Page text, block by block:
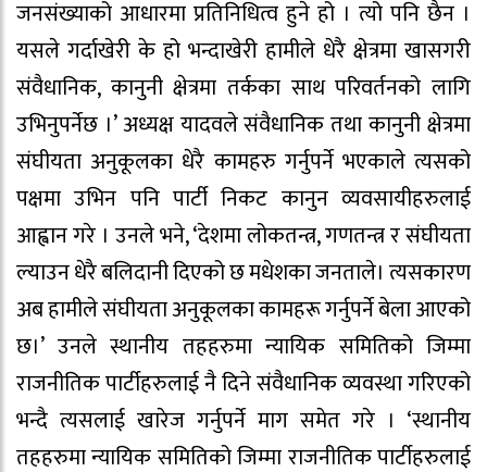
जनसंख्याको आधारमा प्रतिनिधित्व हुने हो । त्यो पनि छैन ।
यसले गर्दाखेरी के हो भन्दाखेरी हामीले धेरै क्षेत्रमा खासगरी
संवैधानिक, कानुनी क्षेत्रमा तर्कका साथ परिवर्तनको लागि
उभिनुपर्नेछ ।’ अध्यक्ष यादवले संवैधानिक तथा कानुनी क्षेत्रमा
संघीयता अनुकूलका धेरै कामहरु गर्नुपर्ने भएकाले त्यसको
पक्षमा उभिन पनि पार्टी निकट कानुन व्यवसायीहरुलाई
आह्वान गरे । उनले भने, ‘देशमा लोकतन्त्र, गणतन्त्र र संघीयता
ल्याउन धेरै बलिदानी दिएको छ मधेशका जनताले। त्यसकारण
अब हामीले संघीयता अनुकूलका कामहरू गर्नुपर्ने बेला आएको
छ।’ उनले स्थानीय तहहरुमा न्यायिक समितिको जिम्मा
राजनीतिक पार्टीहरुलाई नै दिने संवैधानिक व्यवस्था गरिएको
भन्दै त्यसलाई खारेज गर्नुपर्ने माग समेत गरे । ‘स्थानीय
तहहरुमा न्यायिक समितिको जिम्मा राजनीतिक पार्टीहरुलाई